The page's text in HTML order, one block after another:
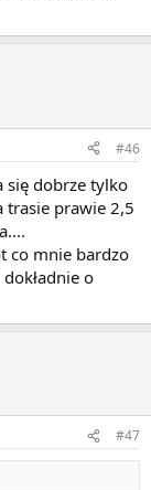
#46
się dobrze tylko
trasie prawie 2,5
co mnie bardzo
o
#47